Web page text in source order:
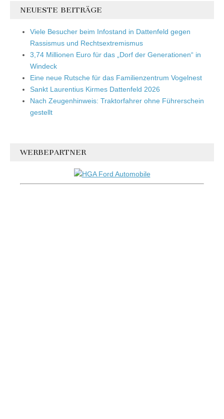
NEUESTE BEITRÄGE
Viele Besucher beim Infostand in Dattenfeld gegen
Rassismus und Rechtsextremismus
3,74 Millionen Euro für das „Dorf der Generationen“ in
Windeck
Eine neue Rutsche für das Familienzentrum Vogelnest
Sankt Laurentius Kirmes Dattenfeld 2026
Nach Zeugenhinweis: Traktorfahrer ohne Führerschein
gestellt
WERBEPARTNER